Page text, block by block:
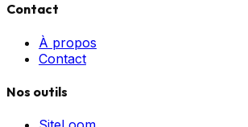
Contact
À propos
Contact
Nos outils